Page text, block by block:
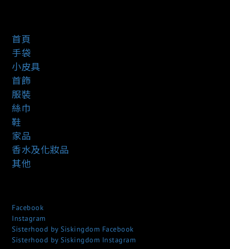
首頁
手袋
小皮具
首飾
服裝
絲巾
鞋
家品
香水及化妝品
其他
Facebook
Instagram
Sisterhood by Siskingdom Facebook
Sisterhood by Siskingdom Instagram